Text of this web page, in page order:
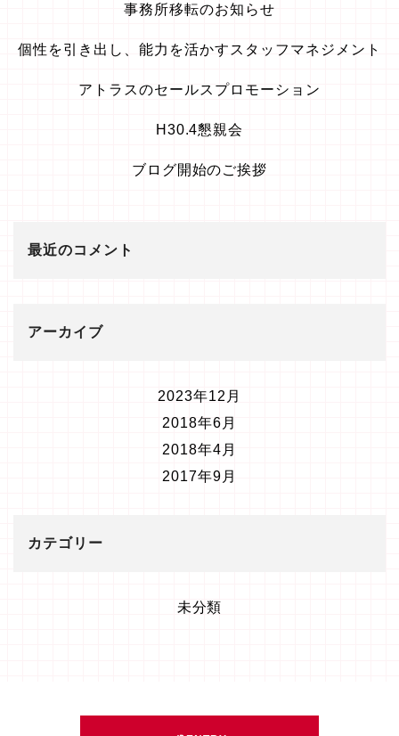
事務所移転のお知らせ
個性を引き出し、能力を活かすスタッフマネジメント
アトラスのセールスプロモーション
H30.4懇親会
ブログ開始のご挨拶
最近のコメント
アーカイブ
2023年12月
2018年6月
2018年4月
2017年9月
カテゴリー
未分類